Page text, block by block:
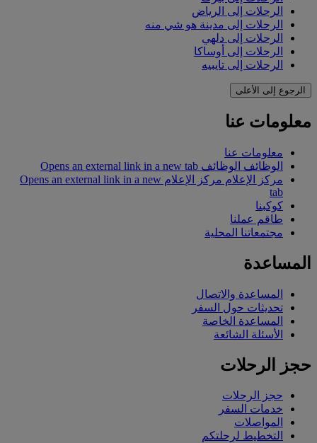
الرحلات إلى الرياض
الرحلات إلى مدينة هو شي منه
الرحلات إلى دلهي
الرحلات إلى أوساكا
الرحلات إلى تايبيه
الرجوع إلى الأعلى
معلومات عنا
معلومات عنا
الوظائف الوظائف Opens an external link in a new tab
مركز الإعلام
مركز الإعلام Opens an external link in a new
tab
كوكبنا
طاقم عملنا
مجتمعاتنا المحلية
المساعدة
المساعدة والاتصال
تحديثات حول السفر
المساعدة الخاصة
الأسئلة الشائعة
حجز الرحلات
حجز الرحلات
خدمات السفر
المواصلات
التخطيط لرحلتكم